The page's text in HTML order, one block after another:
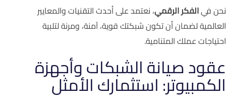
نحن فيالفكر الرقمي، نعتمد على أحدث التقنيات والمعايير
العالمية لضمان أن تكون شبكتك قوية، آمنة، ومرنة لتلبية
احتياجات عملك المتنامية.
عقود صيانة الشبكات وأجهزة
الكمبيوتر: استثمارك الأمثل